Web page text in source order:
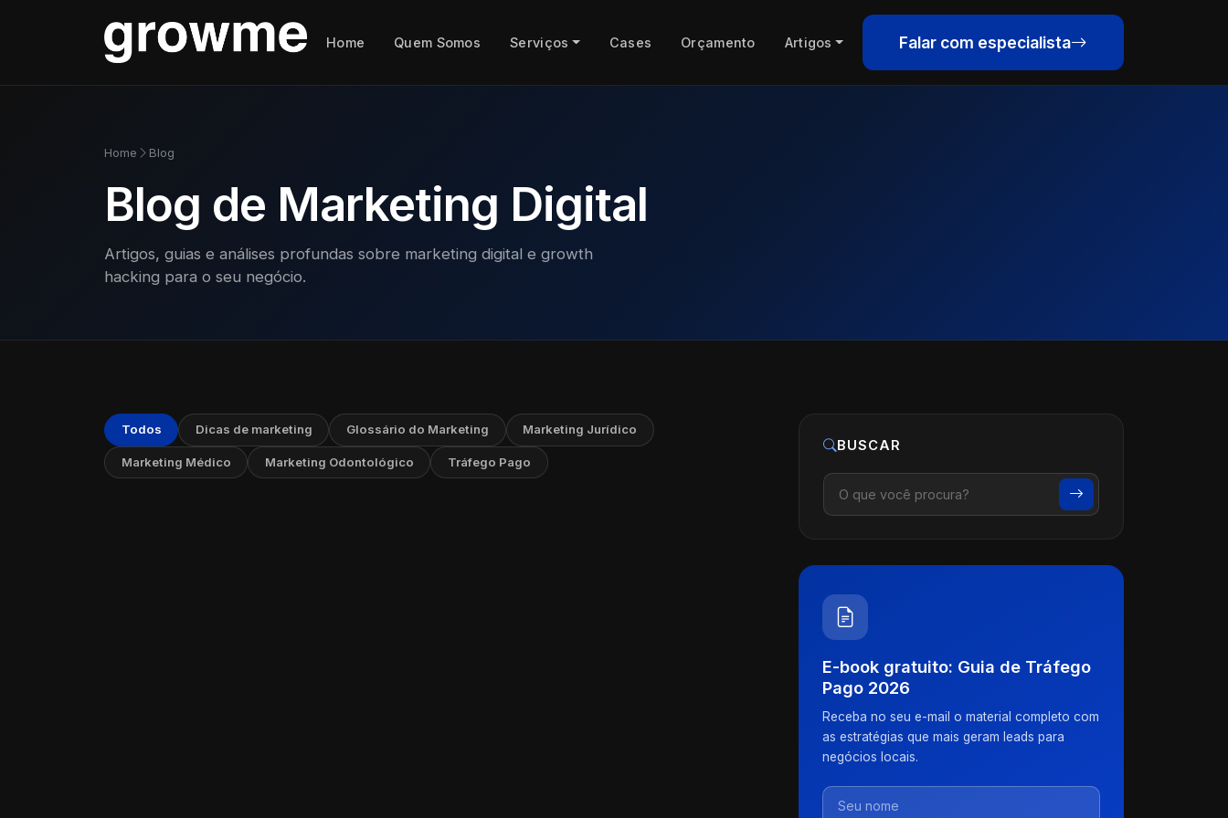
Home Quem Somos Serviços Cases Orçamento Artigos Falar com especialista
Home Blog
Blog de Marketing Digital
Artigos, guias e análises profundas sobre marketing digital e growth
hacking para o seu negócio.
Todos Dicas de marketing Glossário do Marketing Marketing Jurídico
Marketing Médico Marketing Odontológico Tráfego Pago
BUSCAR
E-book gratuito: Guia de Tráfego
Pago 2026
Receba no seu e-mail o material completo com
as estratégias que mais geram leads para
negócios locais.